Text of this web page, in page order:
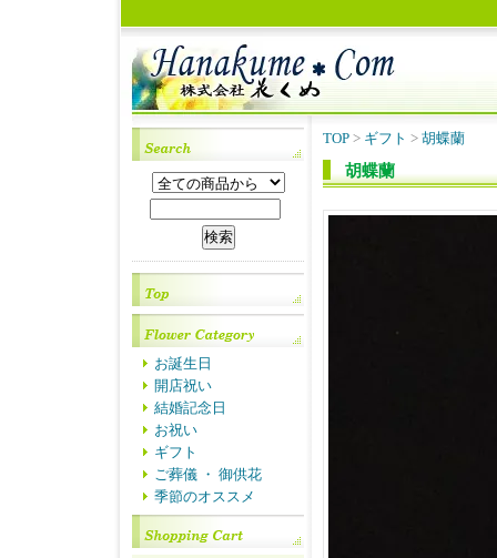
お誕生日
開店祝い
結婚記念日
お祝い
ギフト
ご葬儀 ・ 御供花
季節のオススメ
TOP > ギフト > 胡蝶蘭
胡蝶蘭